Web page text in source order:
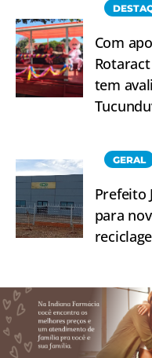
Com
Rotaract
tem
GERAL
Prefeito
para